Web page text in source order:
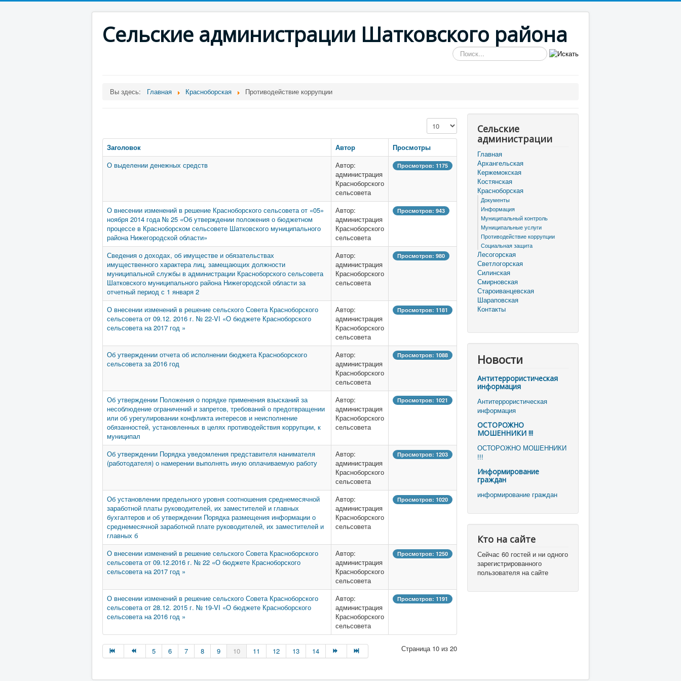
Сельские администрации Шатковского района
Искать...
Вы здесь: Главная Красноборская Противодействие коррупции
Кол-во строк:
Заголовок Автор
Просмотры
О выделении денежных средств
Автор:
администрация
Красноборского
сельсовета
Просмотров: 1175
О внесении изменений в решение Красноборского сельсовета от «05»
ноября 2014 года № 25 «Об утверждении положения о бюджетном
процессе в Красноборском сельсовете Шатковского муниципального
района Нижегородской области»
Автор:
администрация
Красноборского
сельсовета
Просмотров: 943
Сведения о доходах, об имуществе и обязательствах
имущественного характера лиц, замещающих должности
муниципальной службы в администрации Красноборского сельсовета
Шатковского муниципального района Нижегородской области за
отчетный период с 1 января 2
Автор:
администрация
Красноборского
сельсовета
Просмотров: 980
О внесении изменений в решение сельского Совета Красноборского
сельсовета от 09.12. 2016 г. № 22-VI «О бюджете Красноборского
сельсовета на 2017 год »
Автор:
администрация
Красноборского
сельсовета
Просмотров: 1181
Об утверждении отчета об исполнении бюджета Красноборского
сельсовета за 2016 год
Автор:
администрация
Красноборского
сельсовета
Просмотров: 1088
Об утверждении Положения о порядке применения взысканий за
несоблюдение ограничений и запретов, требований о предотвращении
или об урегулировании конфликта интересов и неисполнение
обязанностей, установленных в целях противодействия коррупции, к
муниципал
Автор:
администрация
Красноборского
сельсовета
Просмотров: 1021
Об утверждении Порядка уведомления представителя нанимателя
(работодателя) о намерении выполнять иную оплачиваемую работу
Автор:
администрация
Красноборского
сельсовета
Просмотров: 1203
Об установлении предельного уровня соотношения среднемесячной
заработной платы руководителей, их заместителей и главных
бухгалтеров и об утверждении Порядка размещения информации о
среднемесячной заработной плате руководителей, их заместителей и
главных б
Автор:
администрация
Красноборского
сельсовета
Просмотров: 1020
О внесении изменений в решение сельского Совета Красноборского
сельсовета от 09.12.2016 г. № 22 «О бюджете Красноборского
сельсовета на 2017 год »
Автор:
администрация
Красноборского
сельсовета
Просмотров: 1250
О внесении изменений в решение сельского Совета Красноборского
сельсовета от 28.12. 2015 г. № 19-VI «О бюджете Красноборского
сельсовета на 2016 год »
Автор:
администрация
Красноборского
сельсовета
Просмотров: 1191
Страница 10 из 20
5 6 7 8 9 10 11 12 13 14
Сельские
администрации
Главная
Архангельская
Кержемокская
Костянская
Красноборская
Документы
Информация
Муниципальный контроль
Муниципальные услуги
Противодействие коррупции
Социальная защита
Лесогорская
Светлогорская
Силинская
Смирновская
Староиванцевская
Шараповская
Контакты
Новости
Антитеррористическая
информация
Антитеррористическая
информация
ОСТОРОЖНО
МОШЕННИКИ !!!
ОСТОРОЖНО МОШЕННИКИ
!!!
Информирование
граждан
информирование граждан
Кто на сайте
Сейчас 60 гостей и ни одного
зарегистрированного
пользователя на сайте